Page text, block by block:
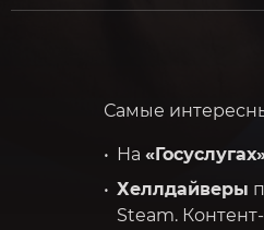
Самые
На
Хеллдайверы
Steam.